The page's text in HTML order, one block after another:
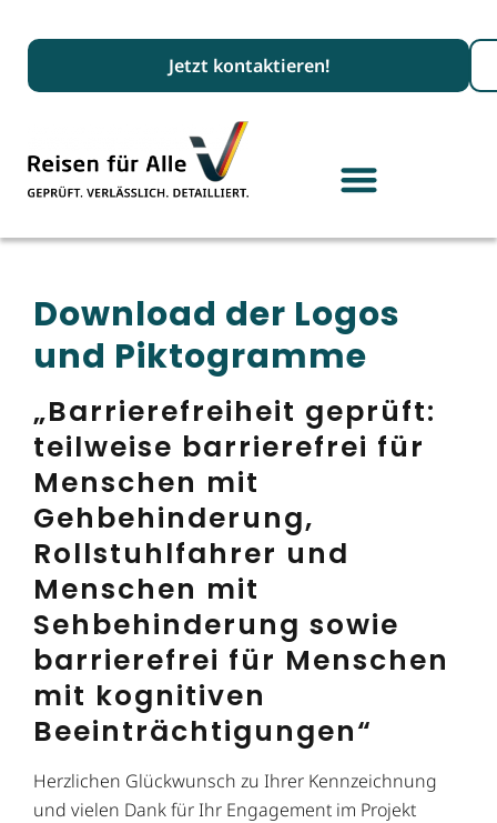
Jetzt kontaktieren!
Download der Logos
und Piktogramme
„Barrierefreiheit geprüft:
teilweise barrierefrei für
Menschen mit
Gehbehinderung,
Rollstuhlfahrer und
Menschen mit
Sehbehinderung sowie
barrierefrei für Menschen
mit kognitiven
Beeinträchtigungen“
Herzlichen Glückwunsch zu Ihrer Kennzeichnung
und vielen Dank für Ihr Engagement im Projekt